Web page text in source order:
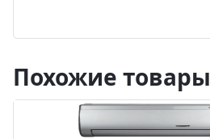
Похожие товары